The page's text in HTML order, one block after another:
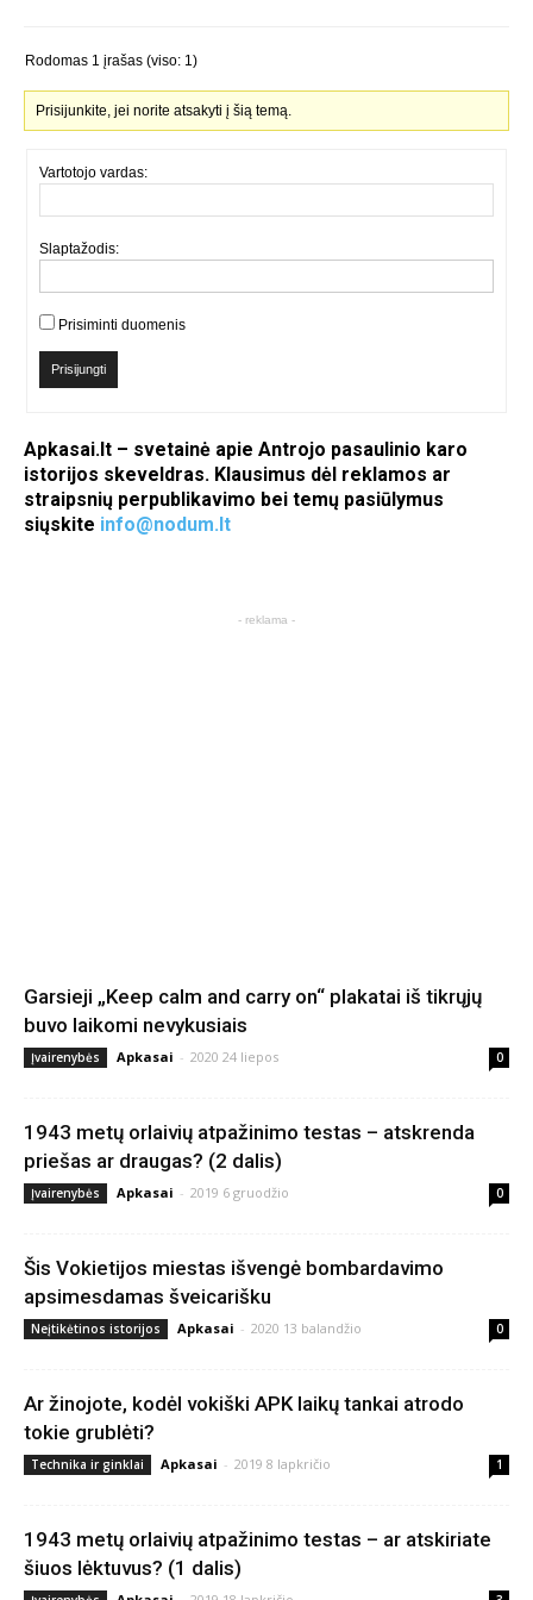
Rodomas 1 įrašas (viso: 1)
Prisijunkite, jei norite atsakyti į šią temą.
Vartotojo vardas:
Slaptažodis:
Prisiminti duomenis
Prisijungti
Apkasai.lt – svetainė apie Antrojo pasaulinio karo
istorijos skeveldras. Klausimus dėl reklamos ar
straipsnių perpublikavimo bei temų pasiūlymus
siųskite info@nodum.lt
- reklama -
Garsieji „Keep calm and carry on“ plakatai iš tikrųjų
buvo laikomi nevykusiais
Įvairenybės Apkasai - 2020 24 liepos 0
1943 metų orlaivių atpažinimo testas – atskrenda
priešas ar draugas? (2 dalis)
Įvairenybės Apkasai - 2019 6 gruodžio 0
Šis Vokietijos miestas išvengė bombardavimo
apsimesdamas šveicarišku
Neįtikėtinos istorijos Apkasai - 2020 13 balandžio 0
Ar žinojote, kodėl vokiški APK laikų tankai atrodo
tokie grublėti?
Technika ir ginklai Apkasai - 2019 8 lapkričio 1
1943 metų orlaivių atpažinimo testas – ar atskiriate
šiuos lėktuvus? (1 dalis)